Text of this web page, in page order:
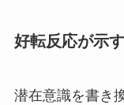
好転反応が示
潜在意識を書き